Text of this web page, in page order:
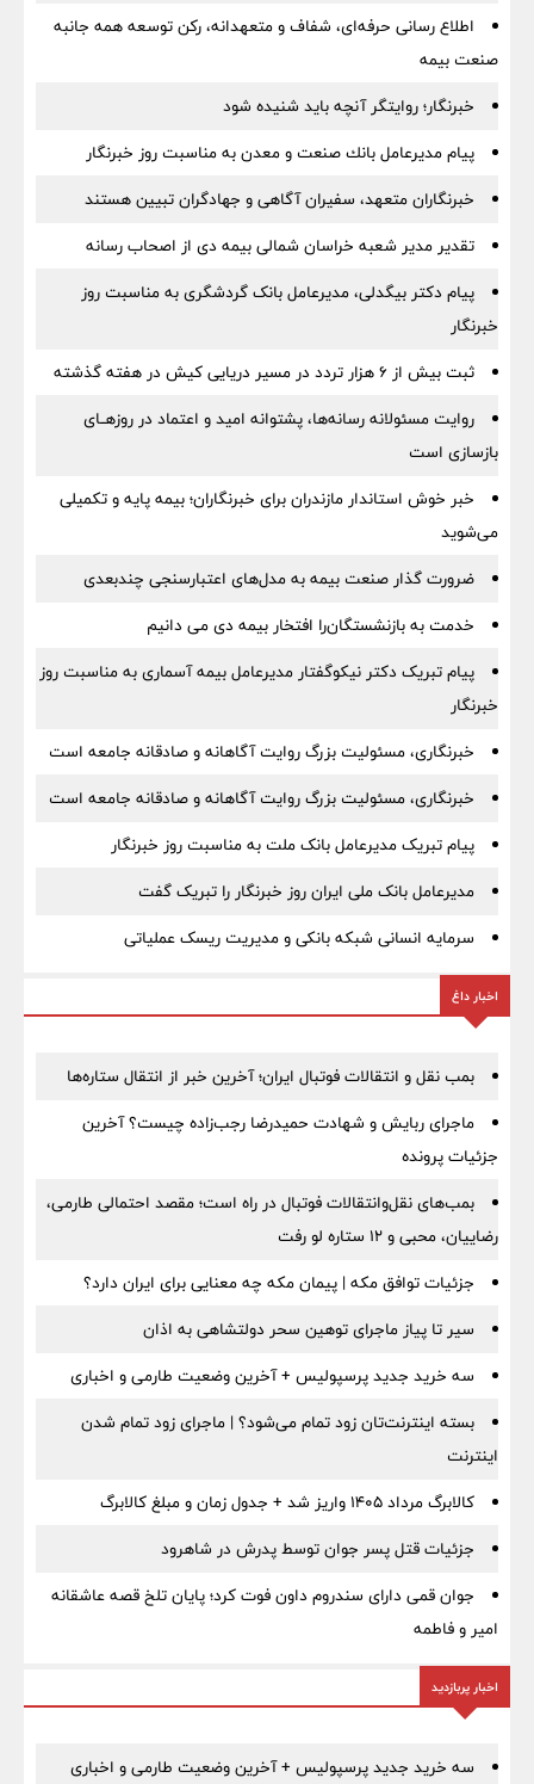
اطلاع رسانی حرفه‌ای، شفاف و متعهدانه، رکن توسعه همه جانبه
صنعت بیمه
خبرنگار؛ روایتگر آنچه باید شنیده شود
پیام مدیرعامل بانك صنعت و معدن به مناسبت روز خبرنگار
خبرنگاران متعهد، سفیران آگاهی و جهادگران تبیین هستند
تقدیر مدیر شعبه خراسان شمالی بیمه دی از اصحاب رسانه
پیام دکتر بیگدلی، مدیرعامل بانک گردشگری به مناسبت روز
خبرنگار
ثبت بیش از ۶ هزار تردد در مسیر دریایی کیش در هفته گذشته
روایت مسئولانه رسانه‌ها، پشتوانه امید و اعتماد در روزهــای
بازسازی است
خبر خوش استاندار مازندران برای خبرنگاران؛‌ بیمه پایه و ‌تکمیلی
می‌شوید
ضرورت گذار صنعت بیمه به مدل‌های اعتبارسنجی چندبعدی
خدمت به بازنشستگان‌را افتخار بیمه دی می دانیم
پیام تبریک دکتر نیکوگفتار مدیرعامل بیمه آسماری به مناسبت روز
خبرنگار
خبرنگاری، مسئولیت بزرگ روایت آگاهانه و صادقانه جامعه است
خبرنگاری، مسئولیت بزرگ روایت آگاهانه و صادقانه جامعه است
پیام تبریک مدیرعامل بانک ملت به مناسبت روز خبرنگار
مدیرعامل بانک ملی ایران روز خبرنگار را تبریک گفت
سرمایه انسانی شبکه بانکی و مدیریت ریسک عملیاتی
اخبار داغ
بمب نقل‌ و انتقالات فوتبال ایران؛ آخرین خبر از انتقال ستاره‌ها
ماجرای ربایش و شهادت حمیدرضا رجب‌زاده چیست؟ آخرین
جزئیات پرونده
بمب‌های نقل‌وانتقالات فوتبال در راه است؛ مقصد احتمالی طارمی،
رضاییان، محبی و ۱۲ ستاره لو رفت
جزئیات توافق مکه | پیمان مکه چه معنایی برای ایران دارد؟
سیر تا پیاز ماجرای توهین سحر دولتشاهی به اذان
سه خرید جدید پرسپولیس + آخرین وضعیت طارمی و اخباری
بسته اینترنت‌تان زود تمام می‌شود؟ | ماجرای زود تمام شدن
اینترنت
کالابرگ مرداد ۱۴۰۵ واریز شد + جدول زمان و مبلغ کالابرگ
جزئیات قتل پسر جوان توسط پدرش در شاهرود
جوان قمی دارای سندروم داون فوت کرد؛ پایان تلخ قصه عاشقانه
امیر و فاطمه
اخبار پربازدید
سه خرید جدید پرسپولیس + آخرین وضعیت طارمی و اخباری